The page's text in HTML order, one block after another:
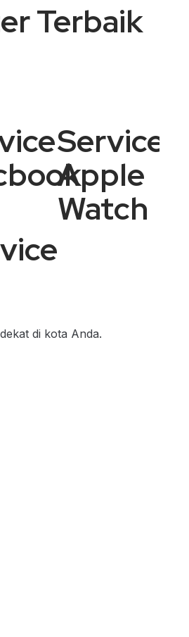
Terbaik
Service
Apple
Watch
di kota Anda.